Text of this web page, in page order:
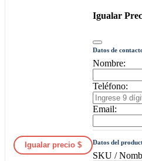
Igualar precio $
Igualar
Datos de
Nombre:
Teléfono:
Email:
Datos del
SKU /